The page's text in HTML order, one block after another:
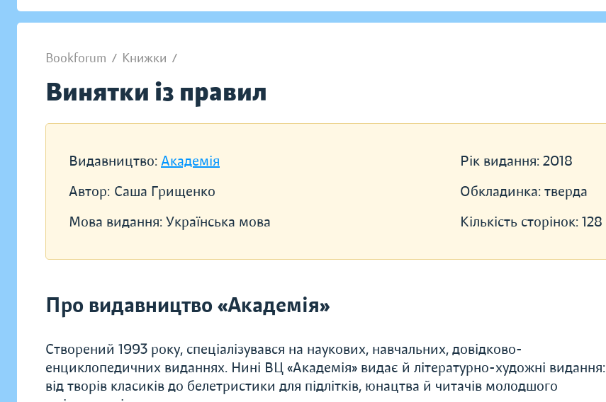
Bookforum / Книжки /
Винятки із правил
Видавництво: Академія
Автор: Саша Грищенко
Мова видання: Українська мова
Рік видання: 2018
Обкладинка: тверда
Кількість сторінок: 128
Про видавництво «Академія»
Створений 1993 року, спеціалізувався на наукових, навчальних, довідково-
енциклопедичних виданнях. Нині ВЦ «Академія» видає й літературно-художні видання:
від творів класиків до белетристики для підлітків, юнацтва й читачів молодшого